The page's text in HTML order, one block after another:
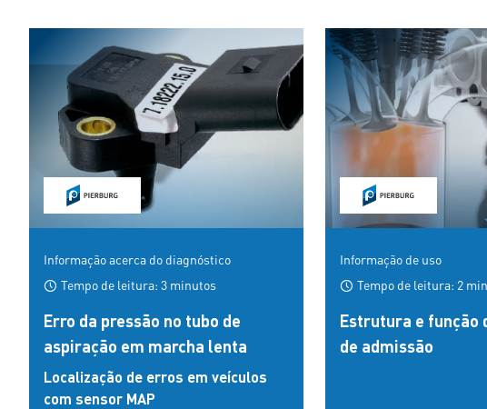
Informação acerca do diagnóstico
Tempo de leitura: 3 minutos
Erro da pressão no tubo de
aspiração em marcha lenta
Localização de erros em veículos
com sensor MAP
Informação de uso
Tempo de leitura: 2
Estrutura e função
de admissão